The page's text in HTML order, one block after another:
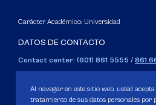
Carácter Académico: Universidad
DATOS DE CONTACTO
Contact center: (601) 861 5555 / 861
Apartado: 53753, Bogotá.
WhatsApp: +57 3205164838
Correo electrónico para inquietudes
Al navegar en este sitio web, usted acepta
tratamiento de sus datos personales por